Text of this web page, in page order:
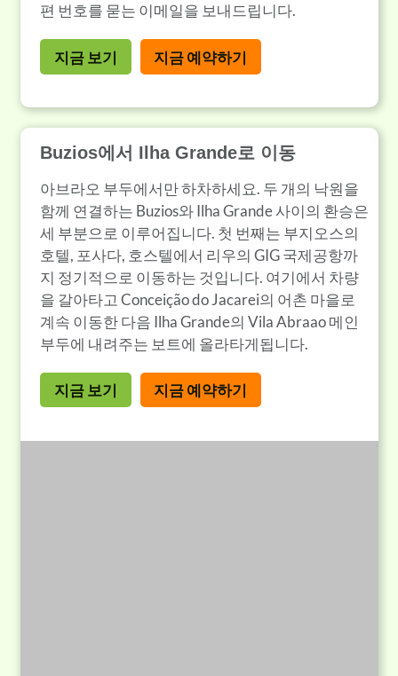
편 번호를 묻는 이메일을 보내드립니다.
지금 보기 지금 예약하기
Buzios에서 Ilha Grande로 이동
아브라오 부두에서만 하차하세요. 두 개의 낙원을
함께 연결하는 Buzios와 Ilha Grande 사이의 환승은
세 부분으로 이루어집니다. 첫 번째는 부지오스의
호텔, 포사다, 호스텔에서 리우의 GIG 국제공항까
지 정기적으로 이동하는 것입니다. 여기에서 차량
을 갈아타고 Conceição do Jacarei의 어촌 마을로
계속 이동한 다음 Ilha Grande의 Vila Abraao 메인
부두에 내려주는 보트에 올라타게됩니다.
지금 보기 지금 예약하기